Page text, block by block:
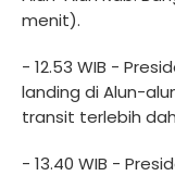
menit).
- 12.53 WIB -
landing di Alun-
transit terlebih
- 13.40 WIB -